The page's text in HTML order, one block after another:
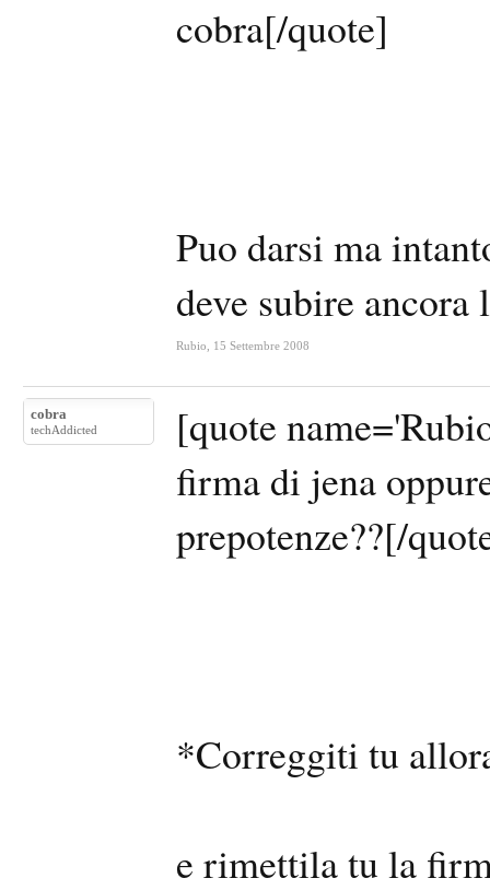
cobra[/quote]
Puo darsi ma
deve subire ancora
Rubio 15 Settembre 2008
cobra
techAddicted
[quote
firma di jena
prepotenze??[/
*Correggiti tu
e rimettila tu la